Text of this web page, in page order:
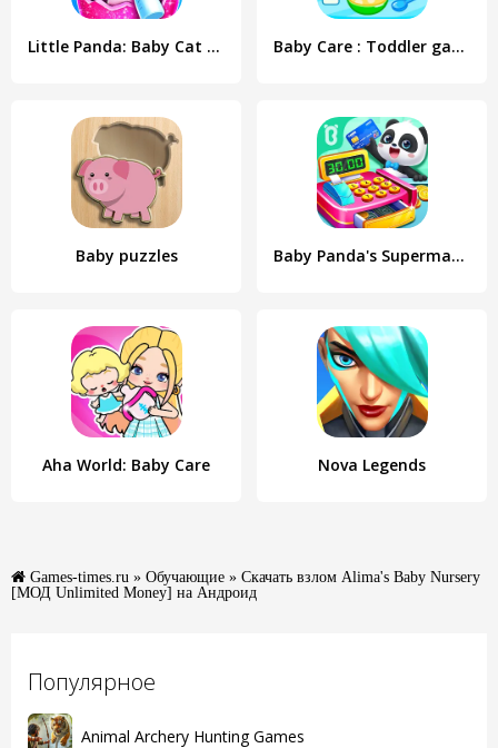
Популярное
Animal Archery Hunting Games
Little Panda: Baby Cat Daycare Baby Care : Toddler games
Baby puzzles Baby Panda's Supermarket
Aha World: Baby Care Nova Legends
Games-times.ru » Обучающие » Скачать взлом Alima's Baby Nursery
[МОД Unlimited Money] на Андроид